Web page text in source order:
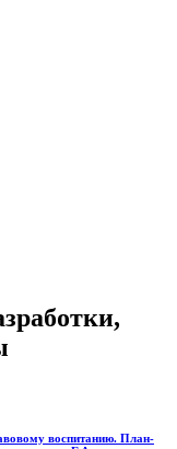
воспитанию. План-